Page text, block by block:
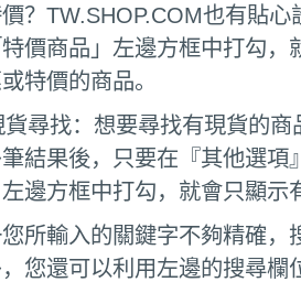
？TW.SHOP.COM也有貼心
價商品」左邊方框中打勾，
特價的商品。
尋找：想要尋找有現貨的商
結果後，只要在『其他選項
邊方框中打勾，就會只顯示
所輸入的關鍵字不夠精確，
您還可以利用左邊的搜尋欄